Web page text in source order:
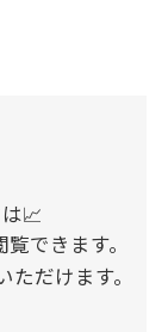
📈
覧できます。
だけます。